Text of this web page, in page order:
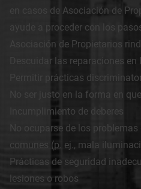
en casos de Asociación de
ayude a proceder con los
Asociación de Propietarios
Descuidar las reparaciones en
Permitir prácticas
No ser justo en la forma en
Incumplimiento de deberes
No ocuparse de los
comunes (p. ej., mala
Prácticas de seguridad
lesiones o robos